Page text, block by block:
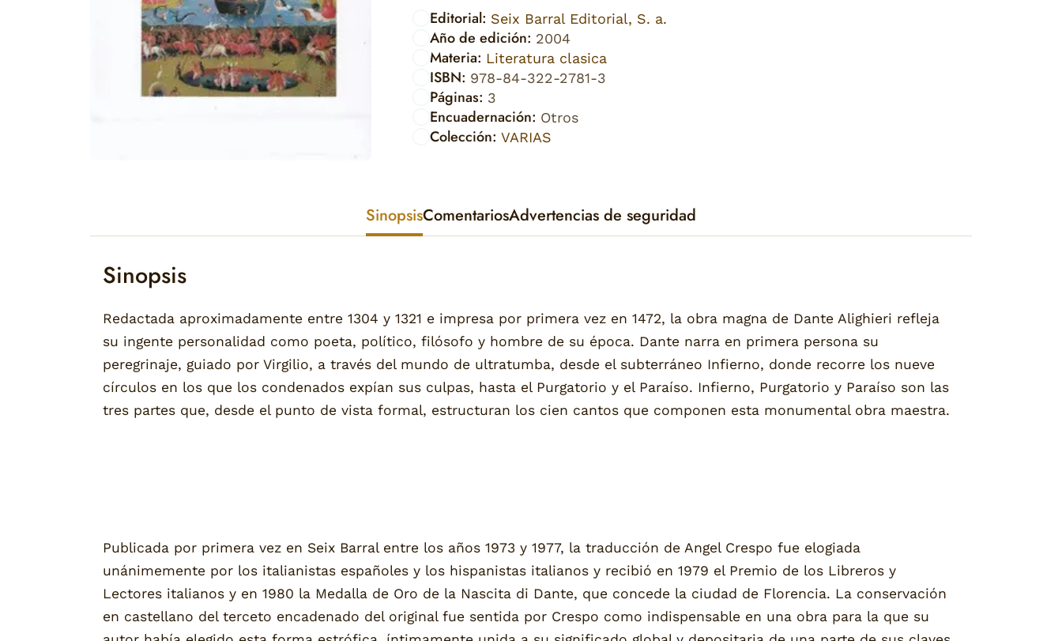
Editorial: Seix Barral Editorial, S. a.
Año de edición: 2004
Materia: Literatura clasica
ISBN: 978-84-322-2781-3
Páginas: 3
Encuadernación: Otros
Colección: VARIAS
SinopsisComentariosAdvertencias de seguridad
Sinopsis
Redactada aproximadamente entre 1304 y 1321 e impresa por primera vez en 1472, la obra magna de Dante Alighieri refleja
su ingente personalidad como poeta, político, filósofo y hombre de su época. Dante narra en primera persona su
peregrinaje, guiado por Virgilio, a través del mundo de ultratumba, desde el subterráneo Infierno, donde recorre los nueve
círculos en los que los condenados expían sus culpas, hasta el Purgatorio y el Paraíso. Infierno, Purgatorio y Paraíso son las
tres partes que, desde el punto de vista formal, estructuran los cien cantos que componen esta monumental obra maestra.
Publicada por primera vez en Seix Barral entre los años 1973 y 1977, la traducción de Angel Crespo fue elogiada
unánimemente por los italianistas españoles y los hispanistas italianos y recibió en 1979 el Premio de los Libreros y
Lectores italianos y en 1980 la Medalla de Oro de la Nascita di Dante, que concede la ciudad de Florencia. La conservación
en castellano del terceto encadenado del original fue sentida por Crespo como indispensable en una obra para la que su